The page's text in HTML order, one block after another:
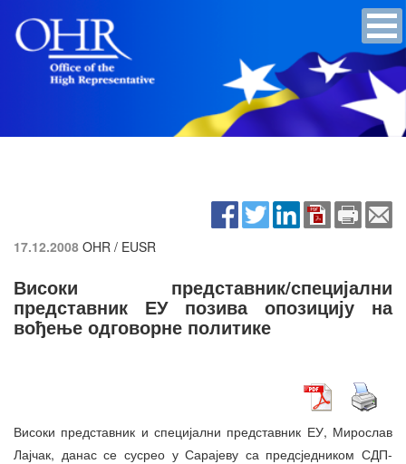
17.12.2008 OHR / EUSR
Високи представник/специјални
представник ЕУ позива опозицију на
вођење одговорне политике
Високи представник и специјални представник ЕУ, Мирослав
Лајчак, данас се сусрео у Сарајеву са предсједником СДП-